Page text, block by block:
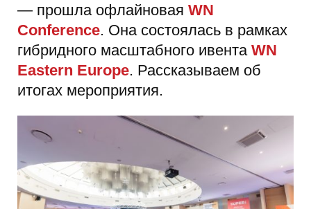
— прошла офлайновая WN
Conference. Она состоялась в рамках
гибридного масштабного ивента WN
Eastern Europe. Рассказываем об
итогах мероприятия.